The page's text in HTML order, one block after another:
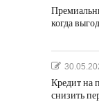
когда
Кредит на
снизить